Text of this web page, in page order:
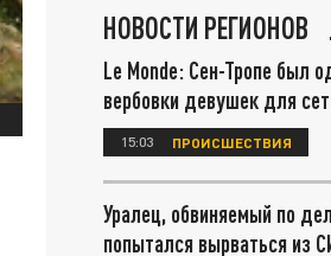
НОВОСТИ РЕГИОНОВ
Le Monde: Сен-Тропе был
вербовки девушек для
15:03 ПРОИСШЕСТВИЯ
Уралец, обвиняемый по
попытался вырваться из